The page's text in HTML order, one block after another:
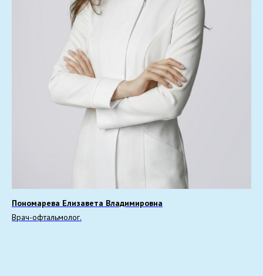
Пономарева Елизавета Владимировна
Врач-офтальмолог.